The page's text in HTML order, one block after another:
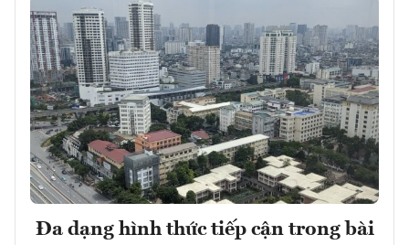
Đa dạng hình thức tiếp cận trong bài